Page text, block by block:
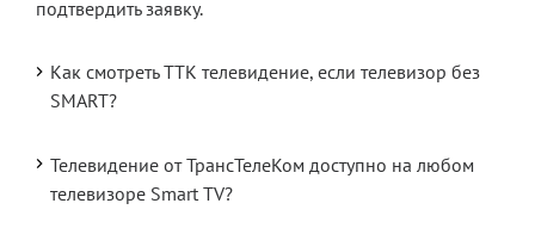
подтвердить заявку.
Как смотреть ТТК телевидение, если телевизор без
SMART?
Телевидение от ТрансТелеКом доступно на любом
телевизоре Smart TV?